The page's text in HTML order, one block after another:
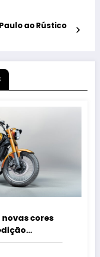
ao Rústico
cores
Brasília